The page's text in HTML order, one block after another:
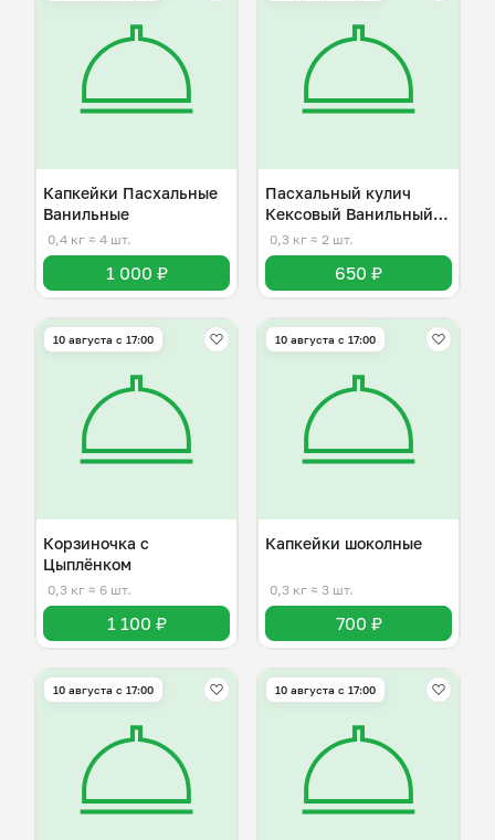
Капкейки Пасхальные
Ванильные
0,4 кг ≈ 4 шт.
1 000 ₽
Пасхальный кулич
Кексовый Ванильный с
изюмом
0,3 кг ≈ 2 шт.
650 ₽
10 августа с 17:00
Корзиночка с
Цыплёнком
0,3 кг ≈ 6 шт.
1 100 ₽
10 августа с 17:00
Капкейки шоколные
0,3 кг ≈ 3 шт.
700 ₽
10 августа с 17:00 10 августа с 17:00